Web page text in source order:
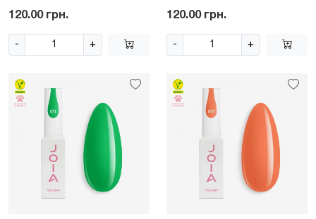
120.00 грн.
- +
120.00 грн.
- +